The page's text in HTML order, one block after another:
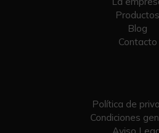
Productos
Blog
Contacto
Política de
Condiciones